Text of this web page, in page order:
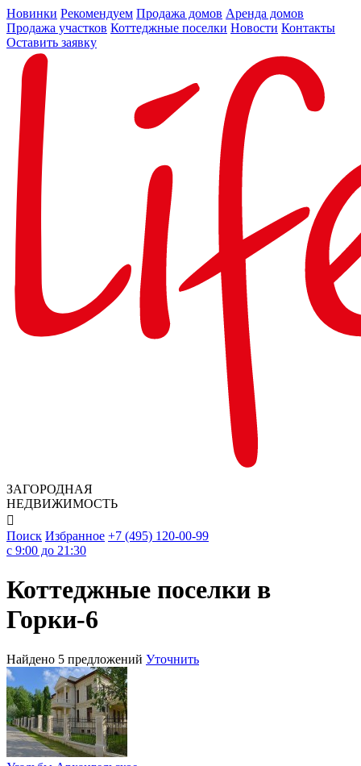
Новинки Рекомендуем Продажа домов Аренда домов
Продажа участков Коттеджные поселки Новости Контакты
Оставить заявку
ЗАГОРОДНАЯ
НЕДВИЖИМОСТЬ

Поиск Избранное +7 (495) 120-00-99
c 9:00 до 21:30
Коттеджные поселки в
Горки-6
Найдено 5 предложений Уточнить